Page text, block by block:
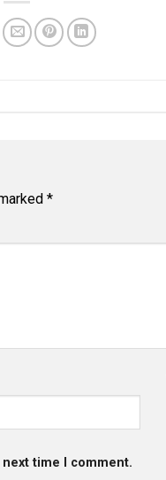
*
time I comment.